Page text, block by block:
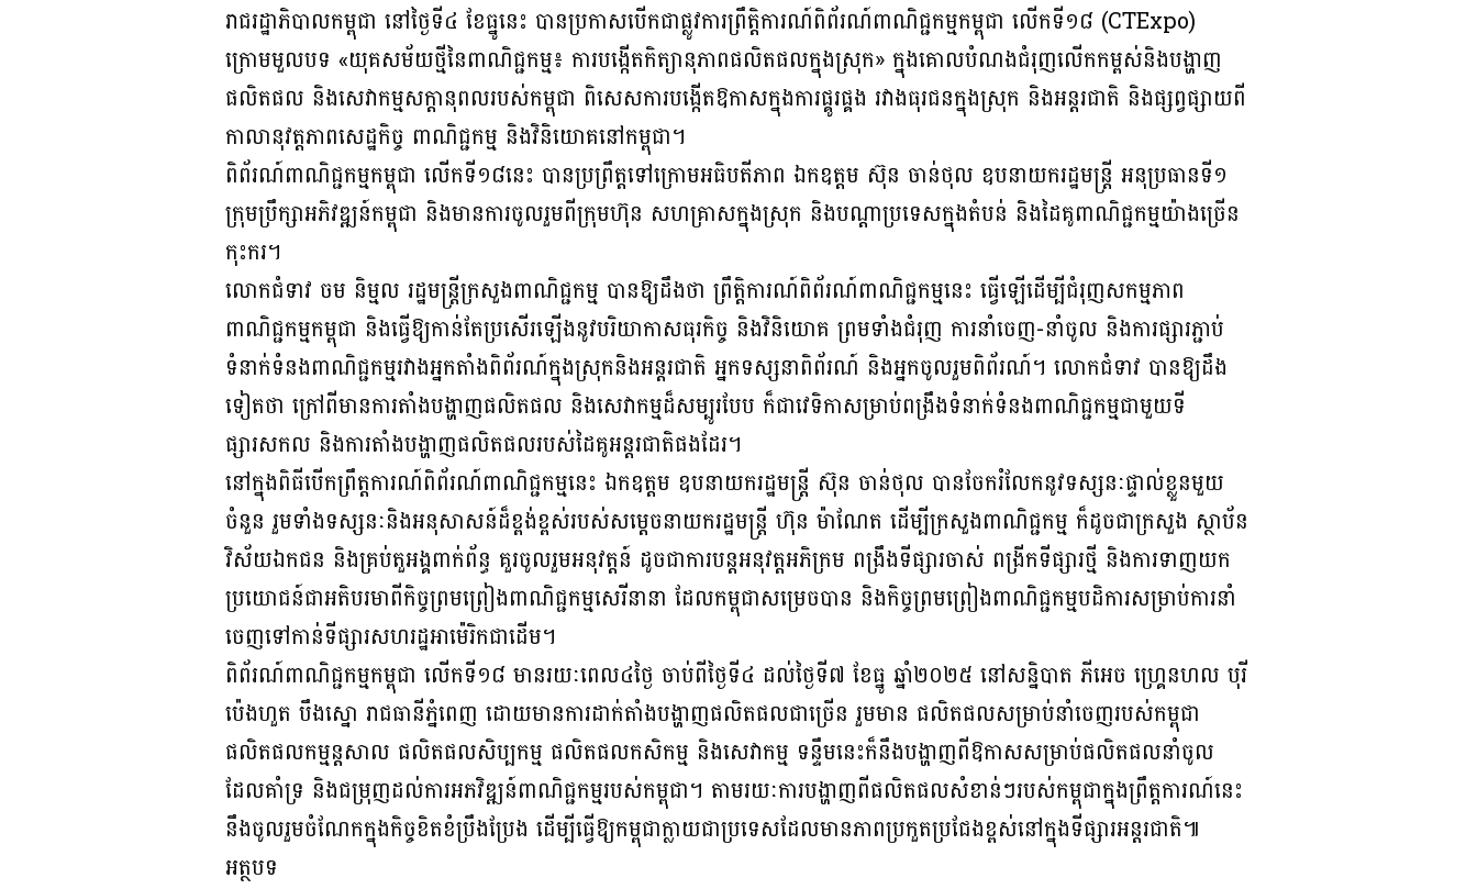
រាជរដ្ឋាភិបាលកម្ពុជា នៅថ្ងៃទី៤ ខែធ្នូនេះ បានប្រកាសបើកជាផ្លូវការព្រឹត្តិការណ៍ពិព័រណ៍ពាណិជ្ជកម្មកម្ពុជា លើកទី១៨ (CTExpo)
ក្រោមមួលបទ «យុគសម័យថ្មីនៃពាណិជ្ជកម្ម៖ ការបង្កើតកិត្យានុភាពផលិតផលក្នុងស្រុក» ក្នុងគោលបំណងជំរុញលើកកម្ពស់និងបង្ហាញ
ផលិតផល និងសេវាកម្មសក្តានុពលរបស់កម្ពុជា ពិសេសការបង្កើតឱកាសក្នុងការផ្គូរផ្គង រវាងធុរជនក្នុងស្រុក និងអន្តរជាតិ និងផ្សព្វផ្សាយពី
កាលានុវត្តភាពសេដ្ឋកិច្ច ពាណិជ្ជកម្ម និងវិនិយោគនៅកម្ពុជា។
ពិព័រណ៍ពាណិជ្ជកម្មកម្ពុជា លើកទី១៨នេះ បានប្រព្រឹត្តទៅក្រោមអធិបតីភាព ឯកឧត្តម ស៊ុន ចាន់ថុល ឧបនាយករដ្ឋមន្រ្តី អនុប្រធានទី១
ក្រុមប្រឹក្សាអភិវឌ្ឍន៍កម្ពុជា និងមានការចូលរួមពីក្រុមហ៊ុន សហគ្រាសក្នុងស្រុក និងបណ្តាប្រទេសក្នុងតំបន់ និងដៃគូពាណិជ្ជកម្មយ៉ាងច្រើន
កុះករ។
លោកជំទាវ ចម និម្មល រដ្ឋមន្រ្តីក្រសួងពាណិជ្ជកម្ម បានឱ្យដឹងថា ព្រឹត្តិការណ៍ពិព័រណ៍ពាណិជ្ជកម្មនេះ ធ្វើឡើដើម្បីជំរុញសកម្មភាព
ពាណិជ្ជកម្មកម្ពុជា និងធ្វើឱ្យកាន់តែប្រសើរឡើងនូវបរិយាកាសធុរកិច្ច និងវិនិយោគ ព្រមទាំងជំរុញ ការនាំចេញ-នាំចូល និងការផ្សារភ្ជាប់
ទំនាក់ទំនងពាណិជ្ជកម្មរវាងអ្នកតាំងពិព័រណ៍ក្នុងស្រុកនិងអន្តរជាតិ អ្នកទស្សនាពិព័រណ៍ និងអ្នកចូលរួមពិព័រណ៍។ លោកជំទាវ បានឱ្យដឹង
ទៀតថា ក្រៅពីមានការតាំងបង្ហាញផលិតផល និងសេវាកម្មដ៏សម្បូរបែប ក៏ជាវេទិកាសម្រាប់ពង្រឹងទំនាក់ទំនងពាណិជ្ជកម្មជាមួយទី
ផ្សារសកល និងការតាំងបង្ហាញផលិតផលរបស់ដៃគូអន្តរជាតិផងដែរ។
នៅក្នុងពិធីបើកព្រឹត្តការណ៍ពិព័រណ៍ពាណិជ្ជកម្មនេះ ឯកឧត្តម ឧបនាយករដ្ឋមន្រ្តី ស៊ុន ចាន់ថុល បានចែករំលែកនូវទស្សនៈផ្ទាល់ខ្លួនមួយ
ចំនួន រួមទាំងទស្សនៈនិងអនុសាសន៍ដ៏ខ្ពង់ខ្ពស់របស់សម្តេចនាយករដ្ឋមន្រ្តី ហ៊ុន ម៉ាណែត ដើម្បីក្រសួងពាណិជ្ជកម្ម ក៏ដូចជាក្រសួង ស្ថាប័ន
វិស័យឯកជន និងគ្រប់តួអង្គពាក់ព័ន្ធ គួរចូលរួមអនុវត្តន៍ ដូចជាការបន្តអនុវត្តអភិក្រម ពង្រឹងទីផ្សារចាស់ ពង្រីកទីផ្សារថ្មី និងការទាញយក
ប្រយោជន៍ជាអតិបរមាពីកិច្ចព្រមព្រៀងពាណិជ្ជកម្មសេរីនានា ដែលកម្ពុជាសម្រេចបាន និងកិច្ចព្រមព្រៀងពាណិជ្ជកម្មបដិការសម្រាប់ការនាំ
ចេញទៅកាន់ទីផ្សារសហរដ្ឋអាម៉េរិកជាដើម។
ពិព័រណ៍ពាណិជ្ជកម្មកម្ពុជា លើកទី១៨ មានរយៈពេល៤ថ្ងៃ ចាប់ពីថ្ងៃទី៤ ដល់ថ្ងៃទី៧ ខែធ្នូ ឆ្នាំ២០២៥ នៅសន្និបាត ភីអេច ហ្គ្រេនហល បុរី
ប៉េងហួត បឹងស្នោ រាជធានីភ្នំពេញ ដោយមានការដាក់តាំងបង្ហាញផលិតផលជាច្រើន រួមមាន ផលិតផលសម្រាប់នាំចេញរបស់កម្ពុជា
ផលិតផលកម្មន្តសាល ផលិតផលសិប្បកម្ម ផលិតផលកសិកម្ម និងសេវាកម្ម ទន្ទឹមនេះក៏នឹងបង្ហាញពីឱកាសសម្រាប់ផលិតផលនាំចូល
ដែលគាំទ្រ និងជម្រុញដល់ការអភវិឌ្ឍន៍ពាណិជ្ជកម្មរបស់កម្ពុជា។ តាមរយៈការបង្ហាញពីផលិតផលសំខាន់ៗរបស់កម្ពុជាក្នុងព្រឹត្តការណ៍នេះ
នឹងចូលរួមចំណែកក្នុងកិច្ចខិតខំប្រឹងប្រែង ដើម្បីធ្វើឱ្យកម្ពុជាក្លាយជាប្រទេសដែលមានភាពប្រកួតប្រជែងខ្ពស់នៅក្នុងទីផ្សារអន្តរជាតិ៕
អត្ថបទ